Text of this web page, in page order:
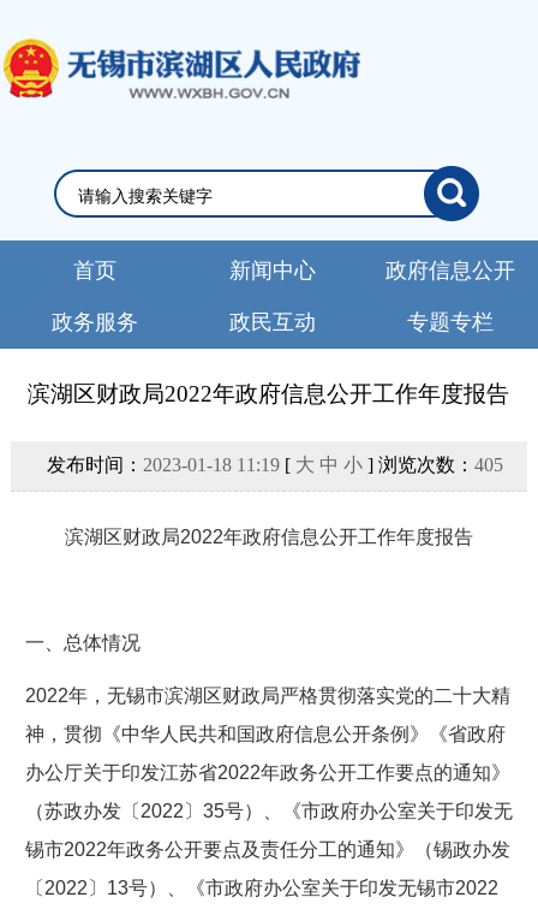
首页 新闻中心 政府信息公开
政务服务 政民互动 专题专栏
滨湖区财政局2022年政府信息公开工作年度报告
发布时间： 2023-01-18 11:19[ 大 中 小] 浏览次数： 405
滨湖区财政局2022年政府信息公开工作年度报告
一、 总体情况
2022年，无锡市滨湖区财政局严格贯彻落实党的二十大精
神，贯彻 《中华人民共和国政府信息公开条例》
《省政府
办公厅关于印发江苏省2022年政务公开工作要点的通知》
（苏政办发〔2022〕35号）、《市政府办公室关于印发无
锡市2022年政务公开要点及责任分工的通知》（锡政办发
〔2022〕13号）
《市政府办公室关于印发无锡市2022